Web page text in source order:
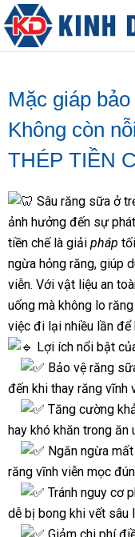
Mặc giáp
Không còn
THÉP TIỀN
Sâu răng sữa ở
ảnh hưởng đến sự
tiền chế là giải pháp
ngừa hỏng răng, giúp
viễn. Với vật liệu an
uống mà không lo
việc đi lại nhiều lần để
Lợi ích nổi bật
Bảo vệ răng
đến khi thay răng vĩnh
Tăng cường
hay khó khăn trong ăn
Ngăn ngừa
răng vĩnh viễn mọc
Tránh nguy cơ
dễ bị bong khi vết sâu